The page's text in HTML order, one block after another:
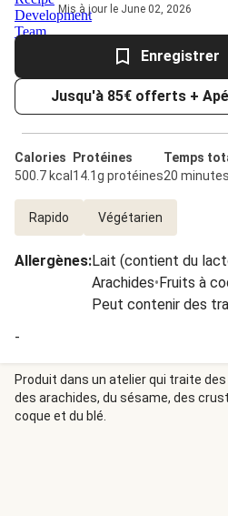
Mis à jour le June 02, 2026
Enregistrer
Jusqu'à 85€ offerts +
Calories
500.7 kcal
Protéines
14.1g protéines
Temps
20 minutes
Rapido Végétarien
Allergènes:Lait (contient du
Arachides•Fruits à
Peut contenir des
-
Produit dans un atelier qui traite
des arachides, du sésame, des
coque et du blé.